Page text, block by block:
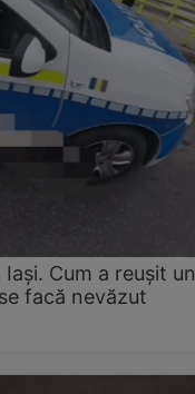
Cum a reușit un
facă nevăzut